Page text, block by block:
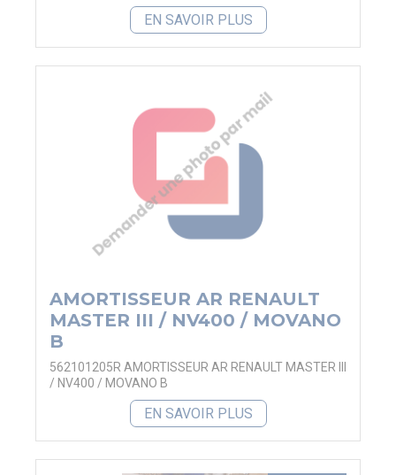
EN SAVOIR PLUS
AMORTISSEUR AR RENAULT
MASTER III / NV400 / MOVANO
B
562101205R AMORTISSEUR AR RENAULT MASTER III
/ NV400 / MOVANO B
EN SAVOIR PLUS